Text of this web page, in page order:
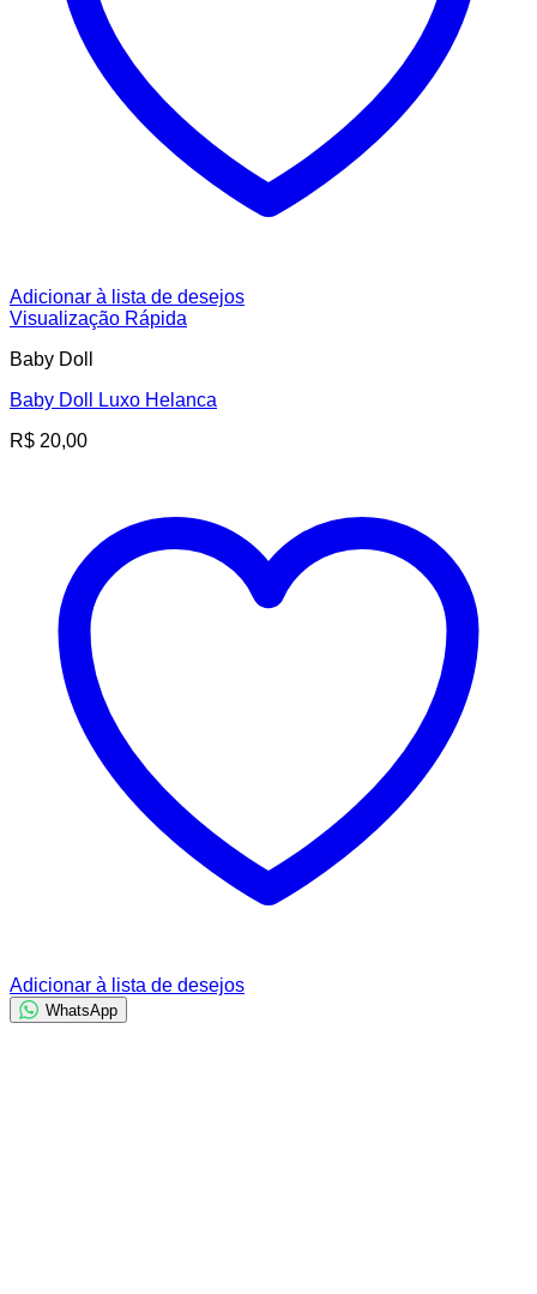
Adicionar à lista de desejos
Visualização Rápida
Baby Doll
Baby Doll Luxo Helanca
R$ 20,00
Adicionar à lista de desejos
WhatsApp